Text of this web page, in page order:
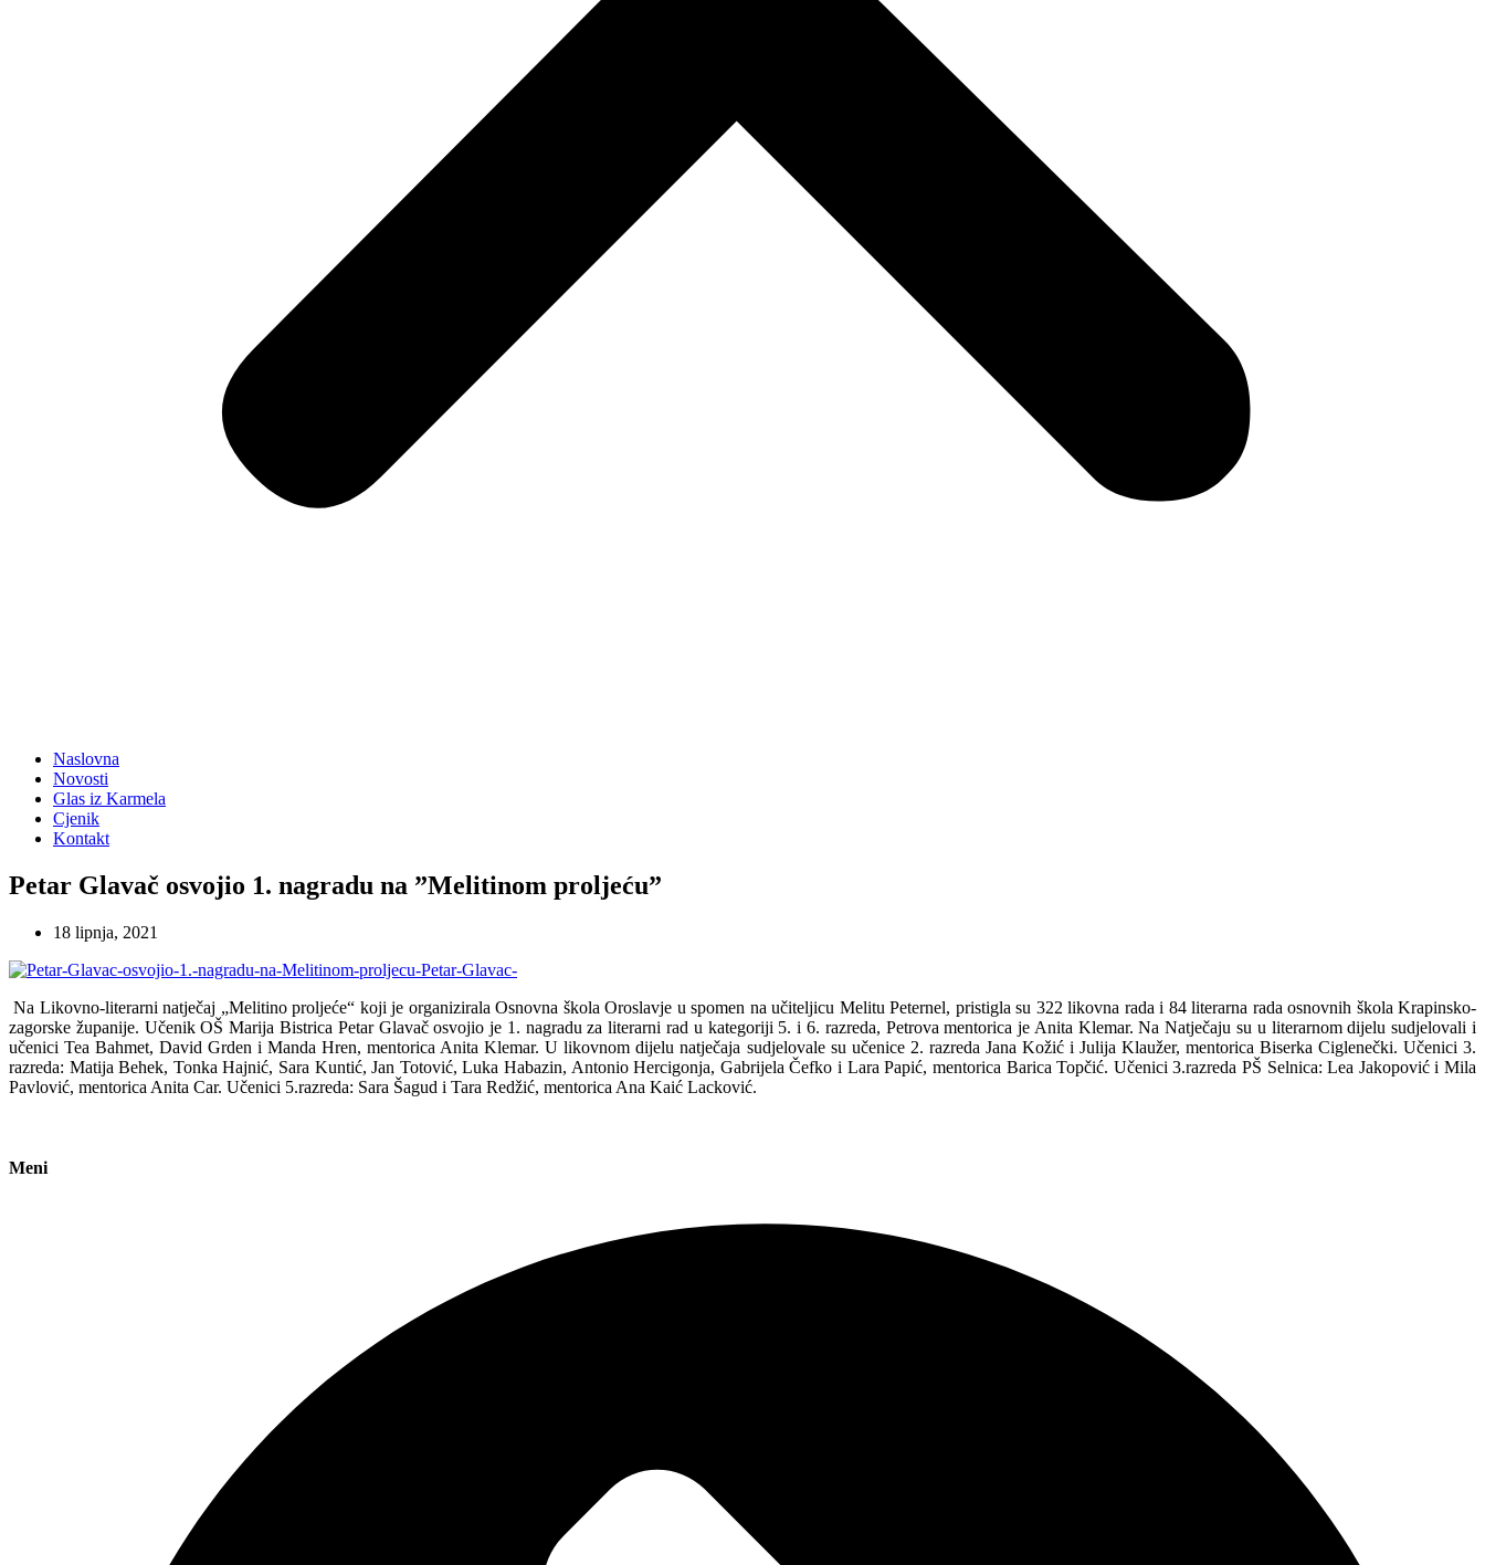
Naslovna
Novosti
Glas iz Karmela
Cjenik
Kontakt
Petar Glavač osvojio 1. nagradu na ”Melitinom proljeću”
18 lipnja, 2021
Na Likovno-literarni natječaj „Melitino proljeće“ koji je organizirala Osnovna škola Oroslavje u spomen na učiteljicu Melitu Peternel, pristigla su 322 likovna rada i 84 literarna rada osnovnih škola Krapinsko-
zagorske županije. Učenik OŠ Marija Bistrica Petar Glavač osvojio je 1. nagradu za literarni rad u kategoriji 5. i 6. razreda, Petrova mentorica je Anita Klemar. Na Natječaju su u literarnom dijelu sudjelovali i
učenici Tea Bahmet, David Grden i Manda Hren, mentorica Anita Klemar. U likovnom dijelu natječaja sudjelovale su učenice 2. razreda Jana Kožić i Julija Klaužer, mentorica Biserka Ciglenečki. Učenici 3.
razreda: Matija Behek, Tonka Hajnić, Sara Kuntić, Jan Totović, Luka Habazin, Antonio Hercigonja, Gabrijela Čefko i Lara Papić, mentorica Barica Topčić. Učenici 3.razreda PŠ Selnica: Lea Jakopović i Mila
Pavlović, mentorica Anita Car. Učenici 5.razreda: Sara Šagud i Tara Redžić, mentorica Ana Kaić Lacković.
Meni